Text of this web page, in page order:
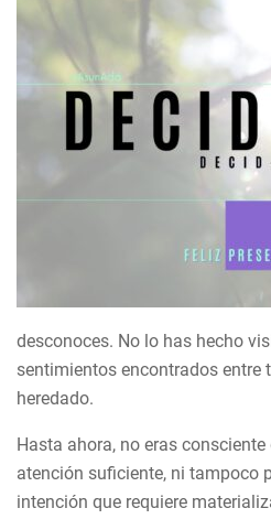
desconoces. No lo has hecho
sentimientos encontrados entre
heredado.
Hasta ahora, no eras
atención suficiente, ni tampoco
intención que requiere